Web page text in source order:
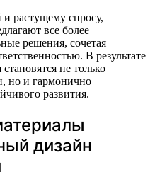
растущему спросу,
все более
решения, сочетая
В результате
не только
но и гармонично
развития.
дизайн